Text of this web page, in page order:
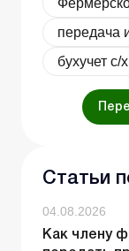
передача
бухучет с/х
Статьи
04.08.2026
Как члену